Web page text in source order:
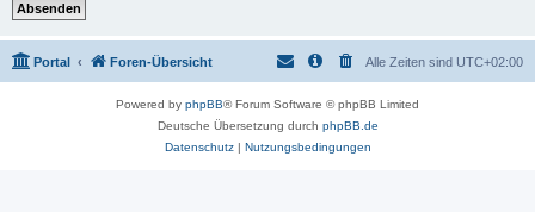
Portal Foren-Übersicht Alle Zeiten sind UTC+02:00
Powered by phpBB® Forum Software © phpBB Limited
Deutsche Übersetzung durch phpBB.de
Datenschutz| Nutzungsbedingungen